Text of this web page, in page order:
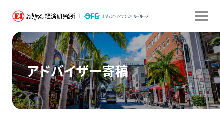
アドバイザー寄稿